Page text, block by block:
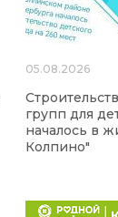
05.08.2026
групп для
началось в
Колпино"